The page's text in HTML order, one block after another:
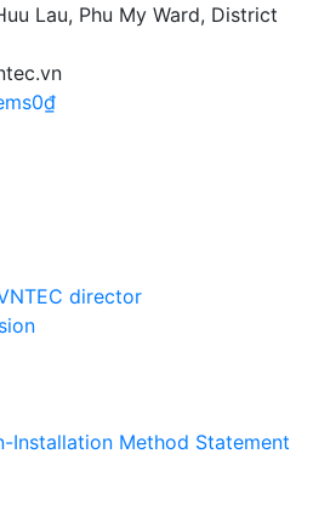
Lau, Phu My Ward, District
0₫
director
Installation Method Statement